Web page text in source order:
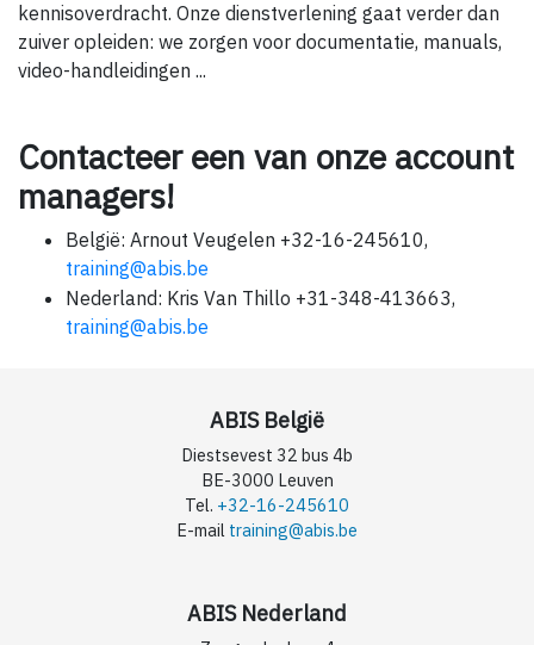
kennisoverdracht. Onze dienstverlening gaat verder dan
zuiver opleiden: we zorgen voor documentatie, manuals,
video-handleidingen ...
Contacteer een van onze account
managers!
België: Arnout Veugelen +32-16-245610,
training@abis.be
Nederland: Kris Van Thillo +31-348-413663,
training@abis.be
ABIS België
Diestsevest 32 bus 4b
BE-3000 Leuven
Tel. +32-16-245610
E-mail training@abis.be
ABIS Nederland